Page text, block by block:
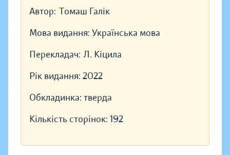
Автор: Томаш Галік
Мова видання: Українська мова
Перекладач: Л. Кіцила
Рік видання: 2022
Обкладинка: тверда
Кількість сторінок: 192